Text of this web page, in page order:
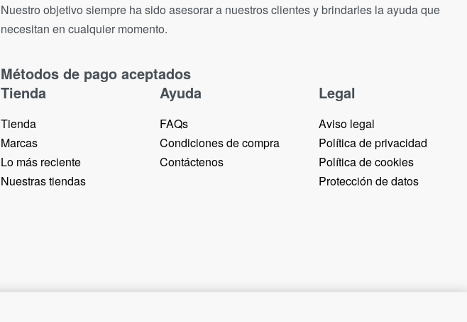
Nuestro objetivo siempre ha sido asesorar a nuestros clientes y brindarles la ayuda que
necesitan en cualquier momento.
Métodos de pago aceptados
Tienda
Tienda
Marcas
Lo más reciente​
Nuestras tiendas​
Ayuda
FAQs
Condiciones de compra
Contáctenos
Legal
Aviso legal
Política de privacidad
Política de cookies
Protección de datos